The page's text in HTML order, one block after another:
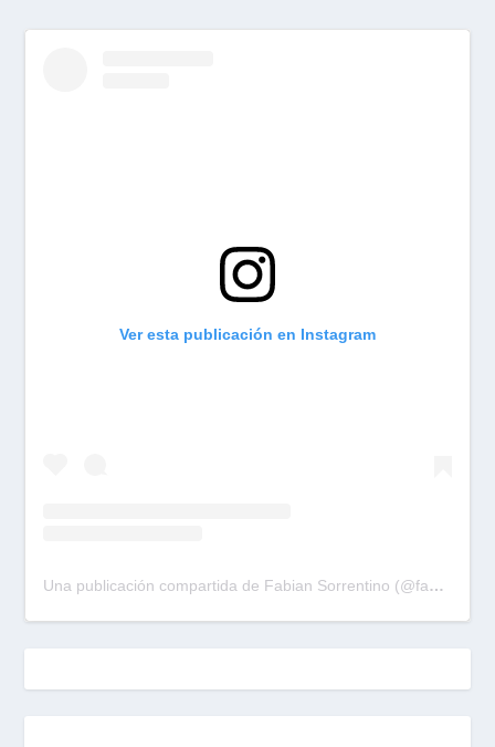
Ver esta publicación en Instagram
Una publicación compartida de Fabian Sorrentino (@fabiansonria)